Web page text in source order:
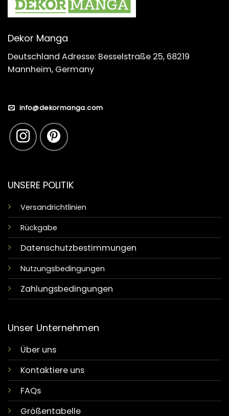
Dekor Manga
Deutschland Adresse: Besselstraße 25, 68219
Mannheim, Germany
info@dekormanga.com
UNSERE POLITIK
Versandrichtlinien
Rückgabe
Datenschutzbestimmungen
Nutzungsbedingungen
Zahlungsbedingungen
Unser Unternehmen
Über uns
Kontaktiere uns
FAQs
Größentabelle